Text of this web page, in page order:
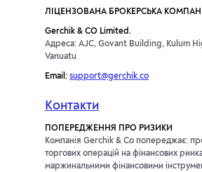
ЛІЦЕНЗОВАНА БРОКЕРСЬКА
Gerchik & CO Limited.
Адреса: AJC, Govant Building, Kulum
Vanuatu
Email: support@gerchik.co
Контакти
ПОПЕРЕДЖЕННЯ ПРО РИЗИКИ
Компанія Gerchik & Co попереджає:
торгових операцій на фінансових
маржинальними фінансовими